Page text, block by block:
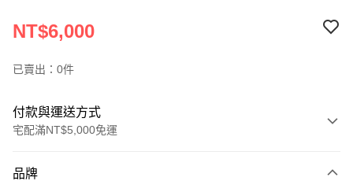
NT$6,000
已賣出：0件
付款與運送方式
宅配滿NT$5,000免運
信用卡一次付款
品牌